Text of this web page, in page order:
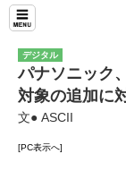
デジタル
パナソニック
対象の追加に
文● ASCII
[PC表示へ]